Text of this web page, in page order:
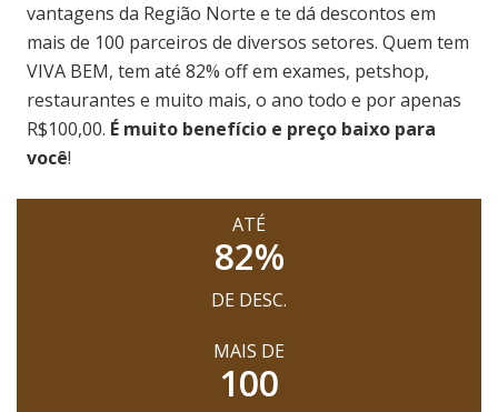
vantagens da Região Norte e te dá descontos em
mais de 100 parceiros de diversos setores. Quem tem
VIVA BEM, tem até 82% off em exames, petshop,
restaurantes e muito mais, o ano todo e por apenas
R$100,00. É muito benefício e preço baixo para
você!
ATÉ
82%
DE DESC.
MAIS DE
100